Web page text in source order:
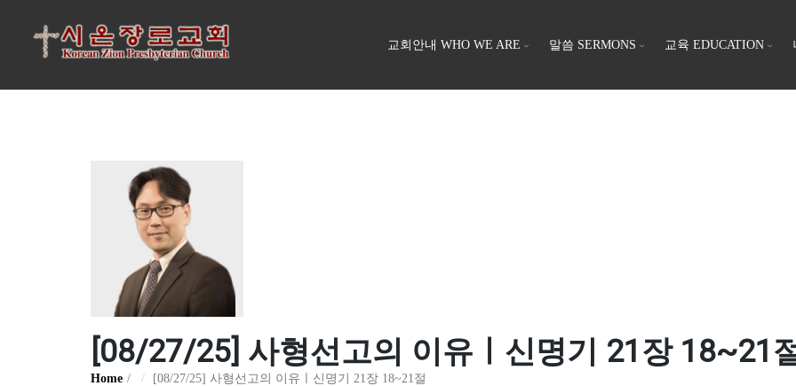
교회안내 WHO WE ARE 말씀 SERMONS 교육 EDUCATION
[08/27/25] 사형선고의 이유ㅣ신명기 21장 18~21
Home [08/27/25] 사형선고의 이유ㅣ신명기 21장 18~21절